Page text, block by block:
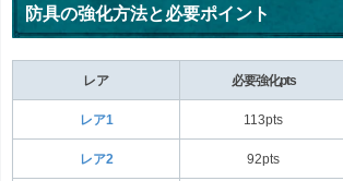
防具の強化方法と必要ポイント
レア 必要強化pts
レア1 113pts
レア2 92pts